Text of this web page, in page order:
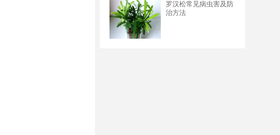
罗汉松常见病虫害及防
治方法